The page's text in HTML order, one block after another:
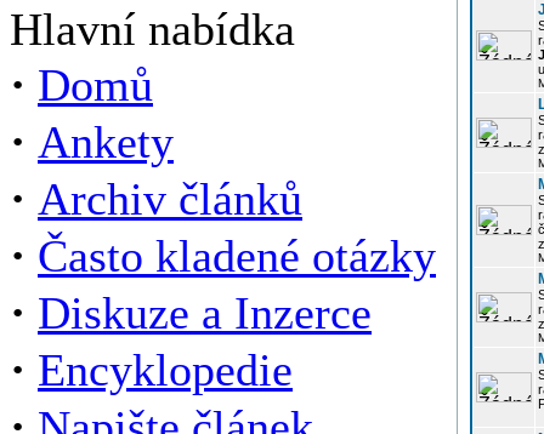
Hlavní nabídka
· Domů
· Ankety
· Archiv článků
· Často kladené otázky
· Diskuze a Inzerce
· Encyklopedie